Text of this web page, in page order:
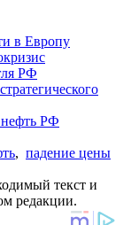
в Европу
РФ
РФ
, падение цены
текст и
редакции.